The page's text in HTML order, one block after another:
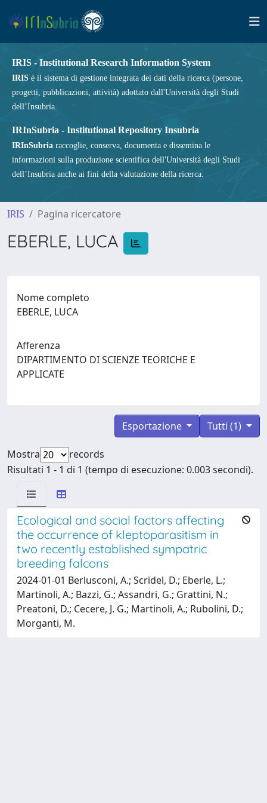
IRIS - Institutional Research Information System
IRIS è il sistema di gestione integrata dei dati della ricerca (persone,
progetti, pubblicazioni, attività) adottato dall'Università degli Studi
dell’Insubria.
IRInSubria - Institutional Repository Insubria
IRInSubria raccoglie, conserva, documenta e dissemina le
informazioni sulla produzione scientifica dell'Università degli Studi
dell’Insubria anche ai fini della valutazione della ricerca.
IRIS Pagina ricercatore
EBERLE, LUCA
Nome completo
EBERLE, LUCA
Afferenza
DIPARTIMENTO DI SCIENZE TEORICHE E
APPLICATE
Tutti (1)
Esportazione
Mostra
records
Risultati 1 - 1 di 1 (tempo di esecuzione: 0.003 secondi).
Ecological and social factors affecting
the occurrence of kleptoparasitism in
two recently established sympatric
breeding falcons
2024-01-01 Berlusconi, A.; Scridel, D.; Eberle, L.;
Martinoli, A.; Bazzi, G.; Assandri, G.; Grattini, N.;
Preatoni, D.; Cecere, J. G.; Martinoli, A.; Rubolini, D.;
Morganti, M.